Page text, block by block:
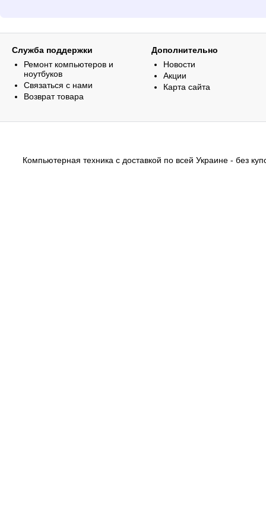
Служба поддержки
Ремонт компьютеров и
ноутбуков
Связаться с нами
Возврат товара
Дополнительно
Новости
Акции
Карта сайта
Компьютерная техника с доставкой по всей Украине - без